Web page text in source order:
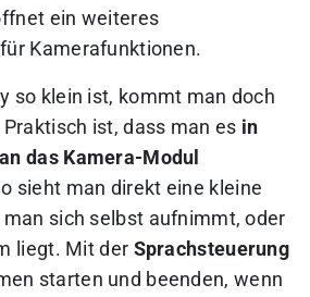
ein weiteres
Kamerafunktionen.
so klein ist, kommt man doch
ist, dass man es in
das Kamera-Modul
sieht man direkt eine kleine
man sich selbst aufnimmt, oder
liegt. Mit der Sprachsteuerung
starten und beenden, wenn